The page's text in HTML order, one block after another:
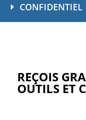
CONFIDENTIEL
REÇOIS
OUTILS ET